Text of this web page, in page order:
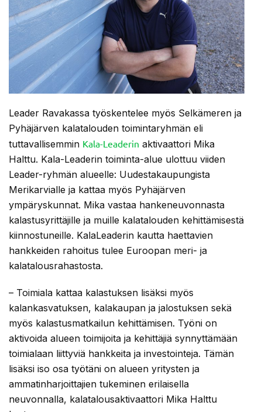
Leader Ravakassa työskentelee myös Selkämeren ja
Pyhäjärven kalatalouden toimintaryhmän eli
tuttavallisemmin Kala-Leaderin aktivaattori Mika
Halttu. Kala-Leaderin toiminta-alue ulottuu viiden
Leader-ryhmän alueelle: Uudestakaupungista
Merikarvialle ja kattaa myös Pyhäjärven
ympäryskunnat. Mika vastaa hankeneuvonnasta
kalastusyrittäjille ja muille kalatalouden kehittämisestä
kiinnostuneille. KalaLeaderin kautta haettavien
hankkeiden rahoitus tulee Euroopan meri- ja
kalatalousrahastosta.
– Toimiala kattaa kalastuksen lisäksi myös
kalankasvatuksen, kalakaupan ja jalostuksen sekä
myös kalastusmatkailun kehittämisen. Työni on
aktivoida alueen toimijoita ja kehittäjiä synnyttämään
toimialaan liittyviä hankkeita ja investointeja. Tämän
lisäksi iso osa työtäni on alueen yritysten ja
ammatinharjoittajien tukeminen erilaisella
neuvonnalla, kalatalousaktivaattori Mika Halttu